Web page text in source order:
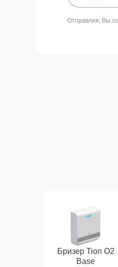
Отправляя, Вы
Бризер Tion O2
Base